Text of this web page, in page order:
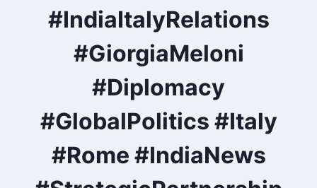
#IndiaItalyRelations
#GiorgiaMeloni
#Diplomacy
#GlobalPolitics #Italy
#Rome #IndiaNews